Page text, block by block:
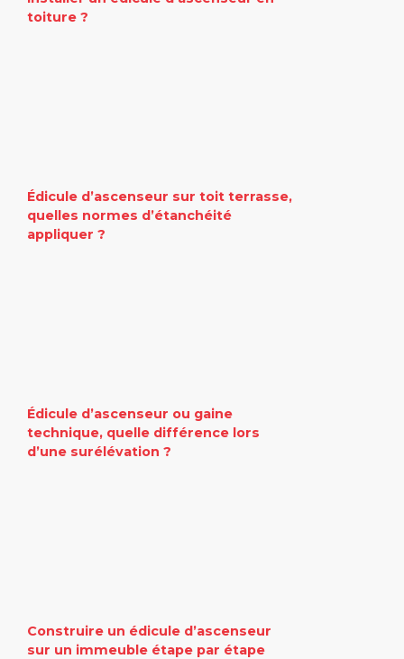
toiture ?
Édicule d’ascenseur sur toit terrasse,
quelles normes d’étanchéité
appliquer ?
Édicule d’ascenseur ou gaine
technique, quelle différence lors
d’une surélévation ?
Construire un édicule d’ascenseur
sur un immeuble étape par étape